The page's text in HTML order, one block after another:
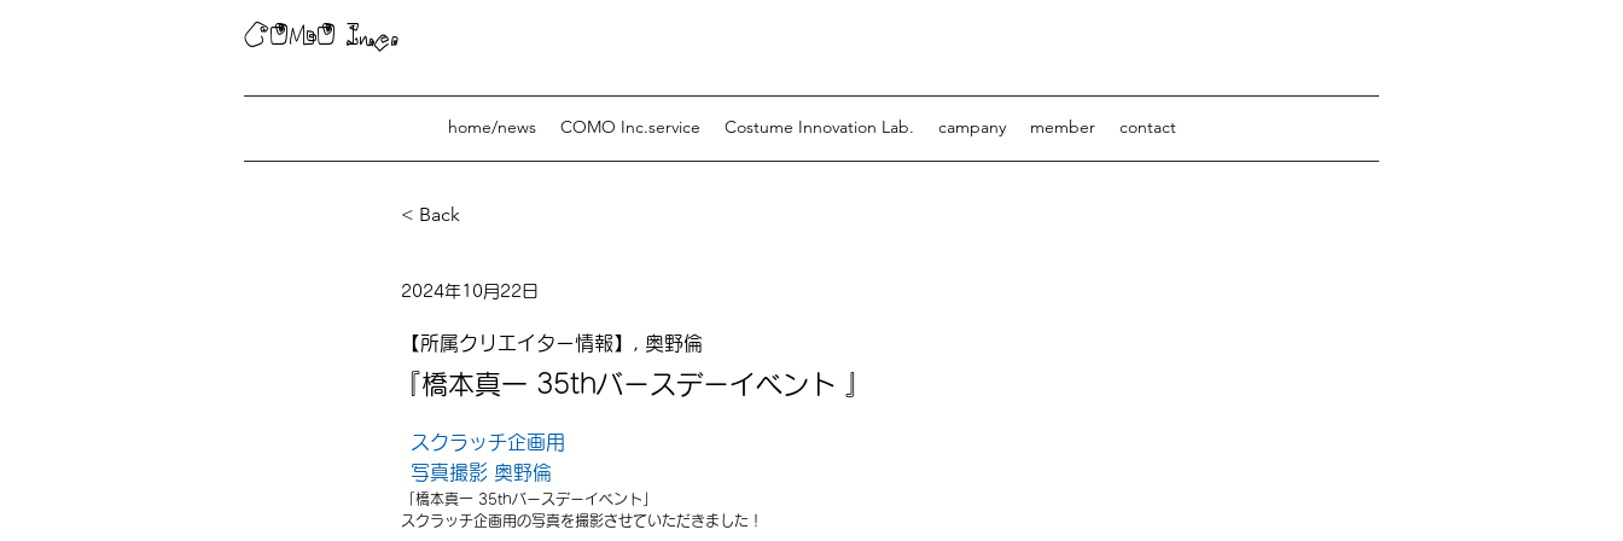
COMO Inc.
home/news COMO Inc.service Costume Innovation Lab. campany member contact
< Back
2024年10月22日
【所属クリエイター情報】, 奥野倫
『橋本真一 35thバースデーイベント 』
スクラッチ企画用
写真撮影 奥野倫
「橋本真一 35thバースデーイベント」
スクラッチ企画用の写真を撮影させていただきました！